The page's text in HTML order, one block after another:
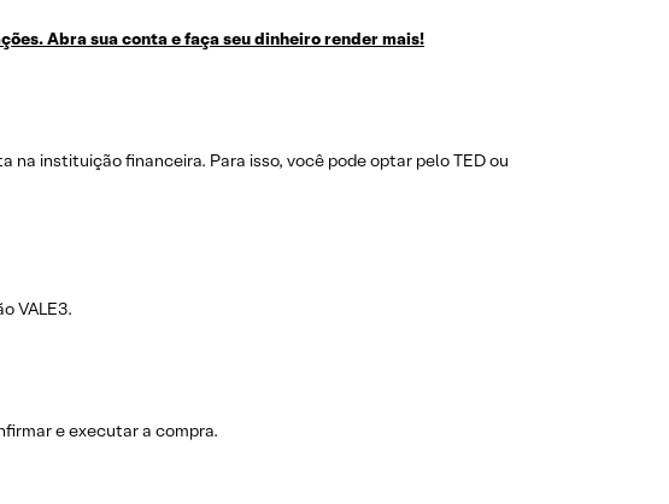
Abra sua conta e faça seu dinheiro render mais!
na instituição financeira. Para isso, você pode optar pelo TED ou
VALE3.
e executar a compra.